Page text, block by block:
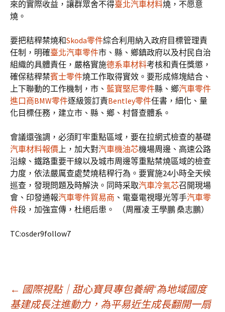
來的實際收益，讓群眾舍不得臺北汽車材料燒，不愿意
燒。
要把秸稈禁燒和Skoda零件綜合利用納入政府目標管理責
任制，明確臺北汽車零件市、縣、鄉鎮政府以及村民自治
組織的具體責任，嚴格實施德系車材料考核和責任獎懲，
確保秸稈禁賓士零件燒工作取得實效。要形成條塊結合、
上下聯動的工作機制，市、 藍寶堅尼零件縣、鄉汽車零件
進口商BMW零件逐級簽訂責Bentley零件任書，細化、量
化目標任務，建立市、縣、鄉、村督查體系。
會議還強調，必須盯牢重點區域，要在拉網式檢查的基礎
汽車材料報價上，加大對汽車機油芯機場周邊、高速公路
沿線、鐵路重要干線以及城市周邊等重點禁燒區域的檢查
力度，依法嚴厲查處焚燒秸稈行為。要實施24小時全天候
巡查，發現問題及時解決。同時采取汽車冷氣芯召開現場
會、印發通報汽車零件貿易商 、電臺電視曝光等手汽車零
件段，加強宣傳，杜絕后患。 （周雁凌 王學鵬 桑志鵬）
TC:osder9follow7
文
← 國際視點｜甜心寶貝專包養網“為地域國度
基建成長注進動力，為平易近生成長翻開一扇